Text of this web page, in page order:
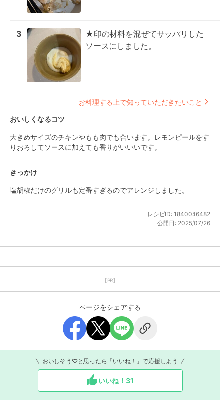
3
★印の材料を混ぜてサッパリした
ソースにしました。
お料理する上で知っていただきたいこと
おいしくなるコツ
大きめサイズのチキンやもも肉でも合います。レモンピールをす
りおろしてソースに加えても香りがいいいです。
きっかけ
塩胡椒だけのグリルも定番すぎるのでアレンジしました。
レシピID: 1840046482
公開日: 2025/07/26
【PR】
ページをシェアする
おいしそう♡と思ったら「いいね！」で応援しよう
いいね！ 31